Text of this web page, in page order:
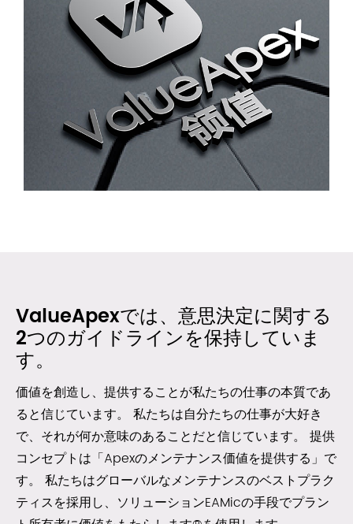
ValueApexでは、意思決定に関する
2つのガイドラインを保持していま
す。
価値を創造し、提供することが私たちの仕事の本質であ
ると信じています。 私たちは自分たちの仕事が大好き
で、それが何か意味のあることだと信じています。 提供
コンセプトは「Apexのメンテナンス価値を提供する」で
す。 私たちはグローバルなメンテナンスのベストプラク
ティスを採用し、ソリューションEAMicの手段でプラン